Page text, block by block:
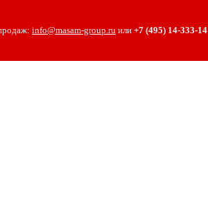
info@masam-group.ru или +7 (495) 14‑333‑14